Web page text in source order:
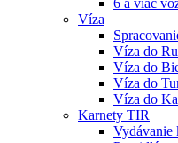
6 a viac
Víza
Víza do
Víza do
Víza do
Víza do
Karnety TIR
Vydávanie